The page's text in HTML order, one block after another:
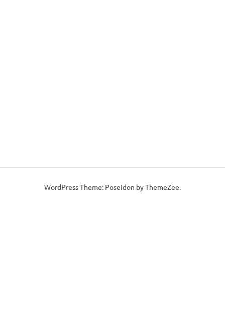
WordPress Theme: Poseidon by ThemeZee.